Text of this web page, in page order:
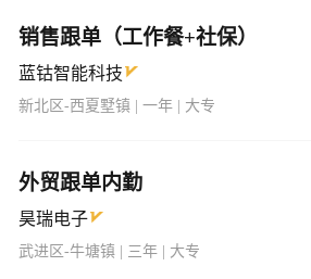
销售跟单（工作餐+社保）
蓝钴智能科技
新北区-西夏墅镇 | 一年 | 大专
外贸跟单内勤
昊瑞电子
武进区-牛塘镇 | 三年 | 大专